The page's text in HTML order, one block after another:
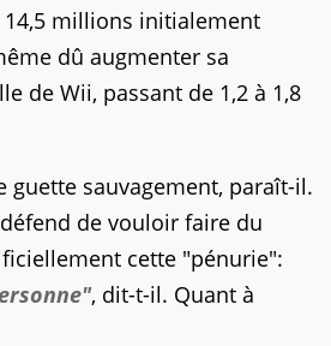
millions initialement
dû augmenter sa
de Wii, passant de 1,2 à 1,8
guette sauvagement, paraît-il.
de vouloir faire du
cette "pénurie":
, dit-t-il. Quant à